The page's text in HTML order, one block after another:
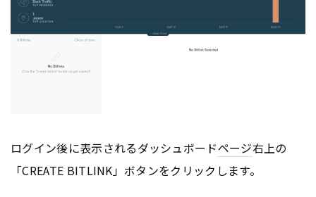
ログイン後に表示されるダッシュボードページ右上の
「CREATE BITLINK」ボタンをクリックします。